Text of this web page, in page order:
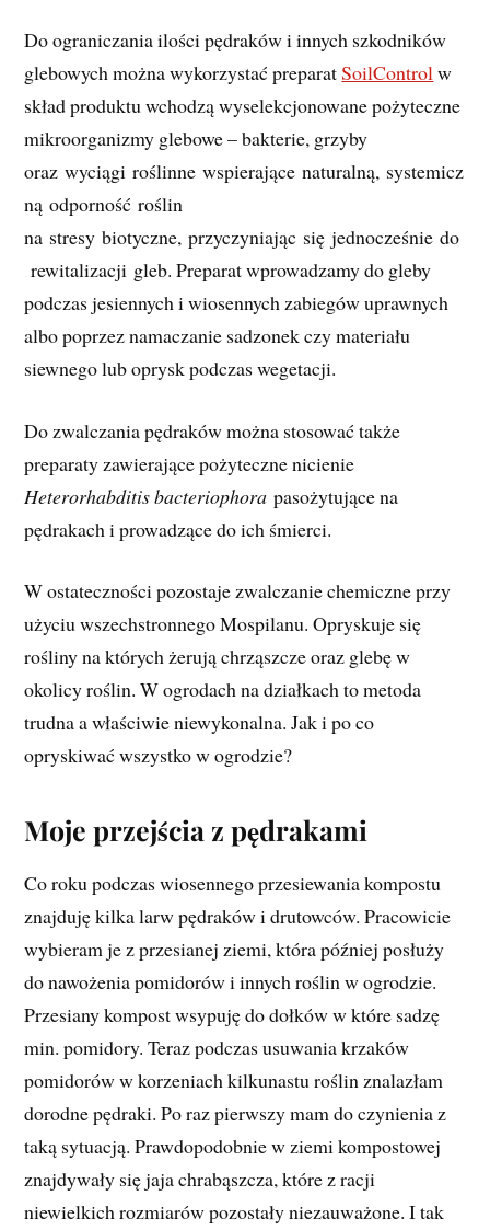
Do ograniczania ilości pędraków i innych szkodników
glebowych można wykorzystać preparatSoilControlw
skład produktu wchodzą wyselekcjonowane pożyteczne
mikroorganizmy glebowe – bakterie, grzyby
oraz wyciągi roślinne wspierające naturalną, systemicz
ną odporność roślin
na stresy biotyczne, przyczyniając się jednocześnie do
rewitalizacji gleb. Preparat wprowadzamy do gleby
podczas jesiennych i wiosennych zabiegów uprawnych
albo poprzez namaczanie sadzonek czy materiału
siewnego lub oprysk podczas wegetacji.
Do zwalczania pędraków można stosować także
preparaty zawierające pożyteczne nicienie
Heterorhabditis bacteriophora pasożytujące na
pędrakach i prowadzące do ich śmierci.
W ostateczności pozostaje zwalczanie chemiczne przy
użyciu wszechstronnego Mospilanu. Opryskuje się
rośliny na których żerują chrząszcze oraz glebę w
okolicy roślin. W ogrodach na działkach to metoda
trudna a właściwie niewykonalna. Jak i po co
opryskiwać wszystko w ogrodzie?
Moje przejścia z pędrakami
Co roku podczas wiosennego przesiewania kompostu
znajduję kilka larw pędraków i drutowców. Pracowicie
wybieram je z przesianej ziemi, która później posłuży
do nawożenia pomidorów i innych roślin w ogrodzie.
Przesiany kompost wsypuję do dołków w które sadzę
min. pomidory. Teraz podczas usuwania krzaków
pomidorów w korzeniach kilkunastu roślin znalazłam
dorodne pędraki. Po raz pierwszy mam do czynienia z
taką sytuacją. Prawdopodobnie w ziemi kompostowej
znajdywały się jaja chrabąszcza, które z racji
niewielkich rozmiarów pozostały niezauważone. I tak